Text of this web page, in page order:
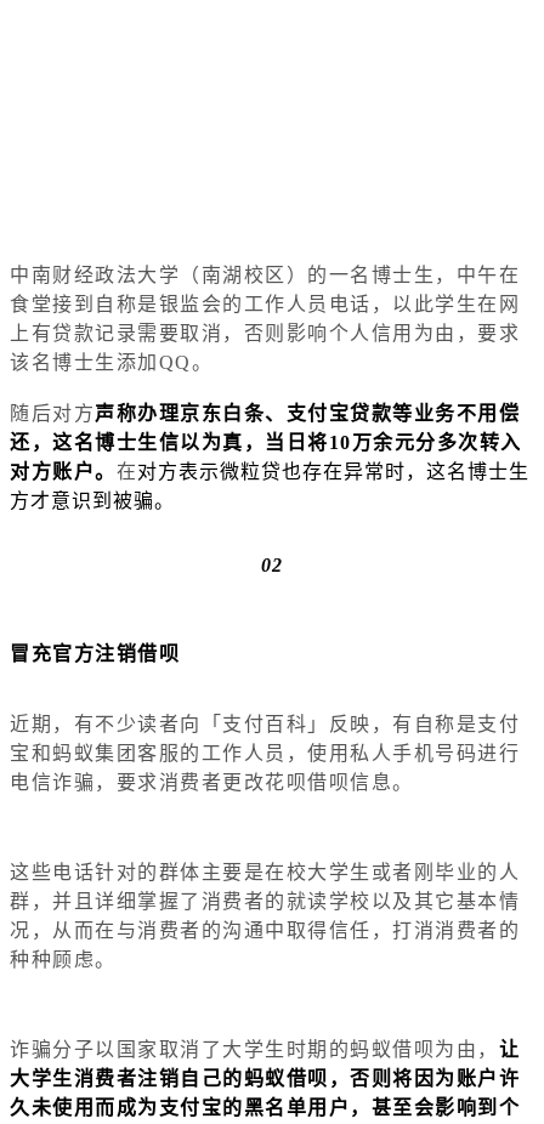
中南财经政法大学（南湖校区）的一名博士生，中午在
食堂接到自称是银监会的工作人员电话，以此学生在网
上有贷款记录需要取消，否则影响个人信用为由，要求
该名博士生添加QQ。
随后对方声称办理京东白条、支付宝贷款等业务不用偿
还，这名博士生信以为真，当日将10万余元分多次转入
对方账户。 在对方表示微粒贷也存在异常时，这名博士生
方才意识到被骗。
02
冒充官方注销借呗
近期，有不少读者向「支付百科」反映，有自称是支付
宝和蚂蚁集团客服的工作人员，使用私人手机号码进行
电信诈骗，要求消费者更改花呗借呗信息。
这些电话针对的群体主要是在校大学生或者刚毕业的人
群，并且详细掌握了消费者的就读学校以及其它基本情
况，从而在与消费者的沟通中取得信任，打消消费者的
种种顾虑。
诈骗分子以国家取消了大学生时期的蚂蚁借呗为由， 让
大学生消费者注销自己的蚂蚁借呗，否则将因为账户许
久未使用而成为支付宝的黑名单用户，甚至会影响到个